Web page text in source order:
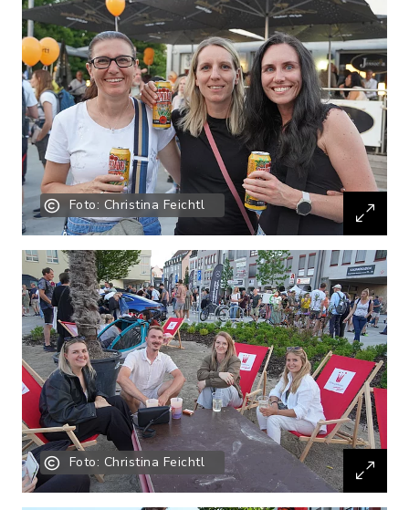
Foto: Christina Feichtl
Foto: Christina Feichtl